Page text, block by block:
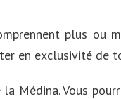
plus ou
en exclusivité de
Médina. Vous